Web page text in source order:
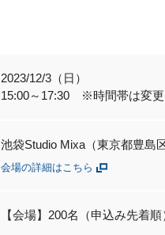
2023/12/3（日）
15:00～17:30 ※時間帯は変更
池袋Studio Mixa（東京都豊島
会場の詳細はこちら
【会場】200名（申込み先着